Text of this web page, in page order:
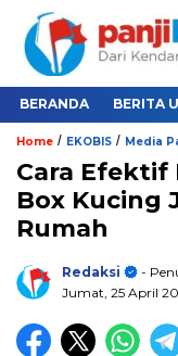
BERANDA BERITA
Home / EKOBIS / Media
Cara
Box Kucing
Rumah
Redaksi
-
Jumat, 25 April